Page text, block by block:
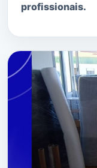
profissionais.